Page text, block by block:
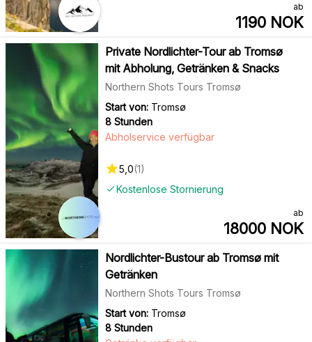
ab
1190 NOK
Private Nordlichter-Tour ab Tromsø
mit Abholung, Getränken & Snacks
Northern Shots Tours Tromsø
Start von: Tromsø
8 Stunden
Kostenlose Stornierung
Abholservice verfügbar
5,0(1)
ab
18000 NOK
Nordlichter-Bustour ab Tromsø mit
Getränken
Northern Shots Tours Tromsø
Start von: Tromsø
8 Stunden